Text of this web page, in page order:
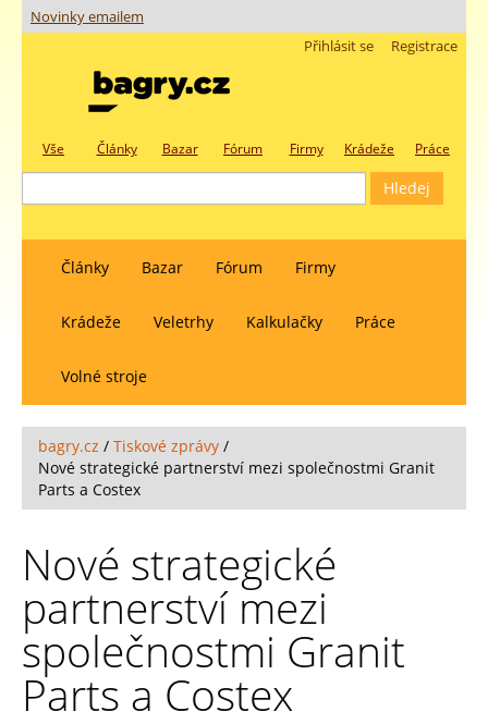
Novinky emailem
Registrace
Přihlásit se
Vše Články Bazar Fórum Firmy Krádeže Práce
Články Bazar Fórum Firmy
Krádeže Veletrhy Kalkulačky Práce
Volné stroje
bagry.cz / Tiskové zprávy /
Nové strategické partnerství mezi společnostmi Granit
Parts a Costex
Nové strategické
partnerství mezi
společnostmi Granit
Parts a Costex